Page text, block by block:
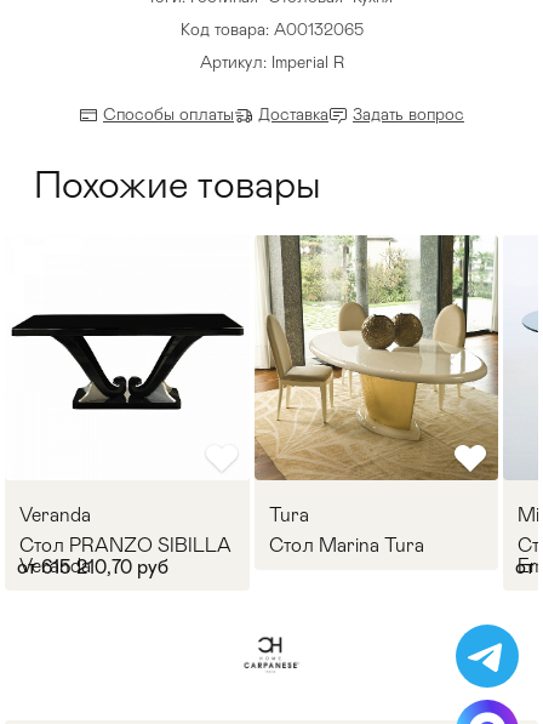
Код товара: А00132065
Артикул: Imperial R
Способы оплаты Доставка Задать вопрос
Похожие товары
Veranda
Стол PRANZO SIBILLA
Veranda
от 615 210,70 руб
Tura
Стол Marina Tura
от